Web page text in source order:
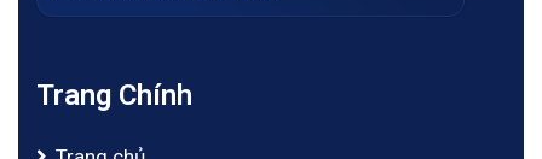
Trang Chính